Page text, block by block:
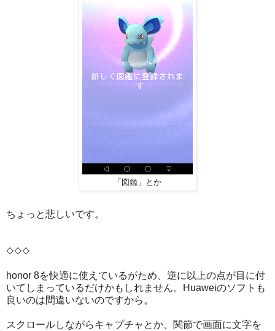
「図鑑」とか
ちょっと悲しいです。
◇◇◇
honor 8を快適に使えているがため、逆に以上の点が目に付
いてしまっているだけかもしれません。Huaweiのソフトも
良いのは間違いないのですから。
スクロールしながらキャプチャとか、関節で画面に文字を